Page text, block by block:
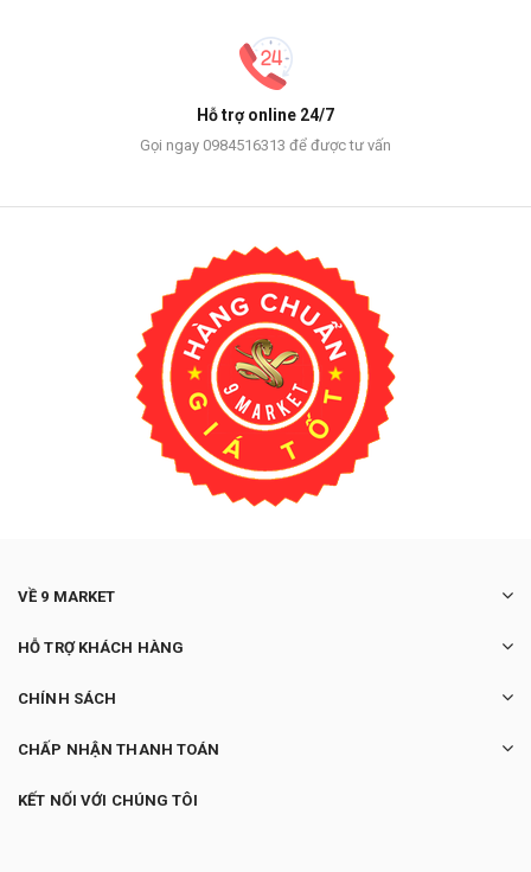
Hỗ trợ online 24/7
Gọi ngay 0984516313 để được tư vấn
VỀ 9 MARKET
HỖ TRỢ KHÁCH HÀNG
CHÍNH SÁCH
CHẤP NHẬN THANH TOÁN
KẾT NỐI VỚI CHÚNG TÔI